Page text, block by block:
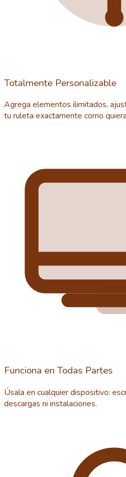
Totalmente Personalizable
Agrega elementos ilimitados,
tu ruleta exactamente como
Funciona en Todas Partes
Úsala en cualquier dispositivo:
descargas ni instalaciones.